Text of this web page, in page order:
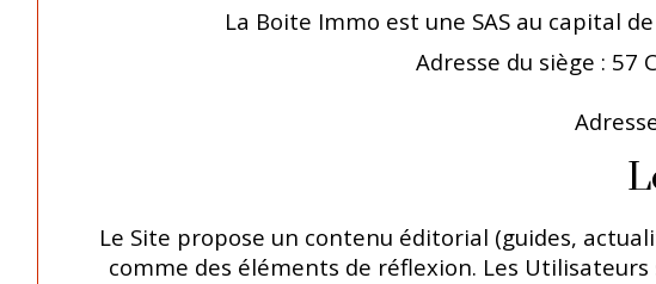
La Boite Immo est une SAS au capital
Adresse du siège : 57
Le Site propose un contenu éditorial (guides,
comme des éléments de réflexion. Les